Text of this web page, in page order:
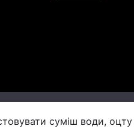
суміш води, оцту